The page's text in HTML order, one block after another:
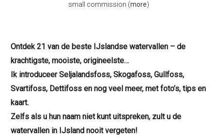
small commission (more)
Ontdek 21 van de beste IJslandse watervallen – de
krachtigste, mooiste, origineelste…
Ik introduceer Seljalandsfoss, Skogafoss, Gullfoss,
Svartifoss, Dettifoss en nog veel meer, met foto’s, tips en
kaart.
Zelfs als u hun naam niet kunt uitspreken, zult u de
watervallen in IJsland nooit vergeten!